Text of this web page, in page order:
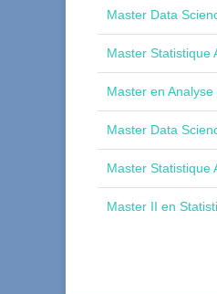
Master Data
Master Statistique
Master en
Master Data
Master Statistique
Master II en